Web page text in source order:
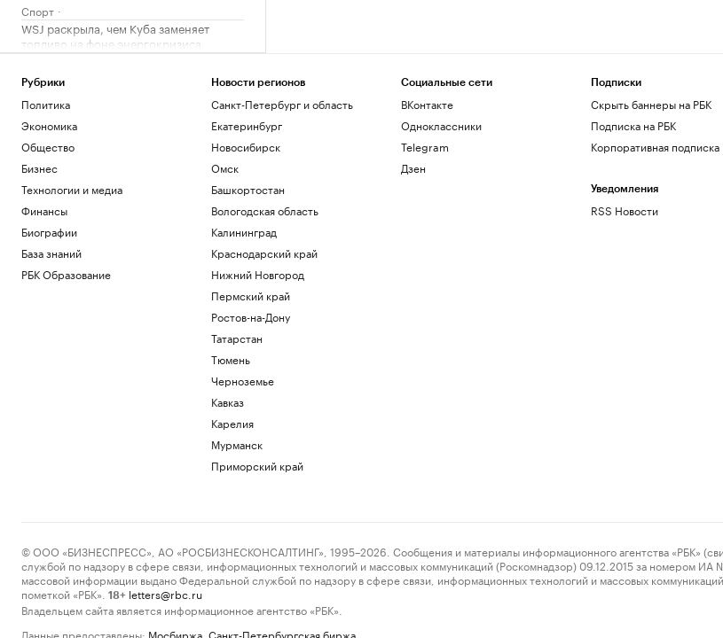
Спорт
WSJ раскрыла, чем Куба заменяет
топливо на фоне энергокризиса
Рубрики
Политика
Экономика
Общество
Бизнес
Технологии и медиа
Финансы
Биографии
База знаний
РБК Образование
Новости регионов
Санкт-Петербург и область
Екатеринбург
Новосибирск
Омск
Башкортостан
Вологодская область
Калининград
Краснодарский край
Нижний Новгород
Пермский край
Ростов-на-Дону
Татарстан
Тюмень
Черноземье
Кавказ
Карелия
Мурманск
Приморский край
Социальные сети
ВКонтакте
Одноклассники
Telegram
Дзен
Подписки
Скрыть баннеры на РБК
Подписка на РБК
Корпоративная подписка
Уведомления
RSS Новости
© ООО «БИЗНЕСПРЕСС», АО «РОСБИЗНЕСКОНСАЛТИНГ», 1995–2026. Сообщения и материалы информационного агентства «РБК»
службой по надзору в сфере связи, информационных технологий и массовых коммуникаций (Роскомнадзор) 09.12.2015 за номером
массовой информации выдано Федеральной службой по надзору в сфере связи, информационных технологий и массовых
пометкой «РБК».
18+ letters@rbc.ru
Владельцем сайта является информационное агентство «РБК».
Данные предоставлены: Мосбиржа Санкт-Петербургская биржа